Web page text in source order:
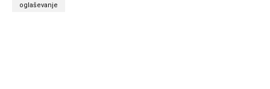
oglaševanje